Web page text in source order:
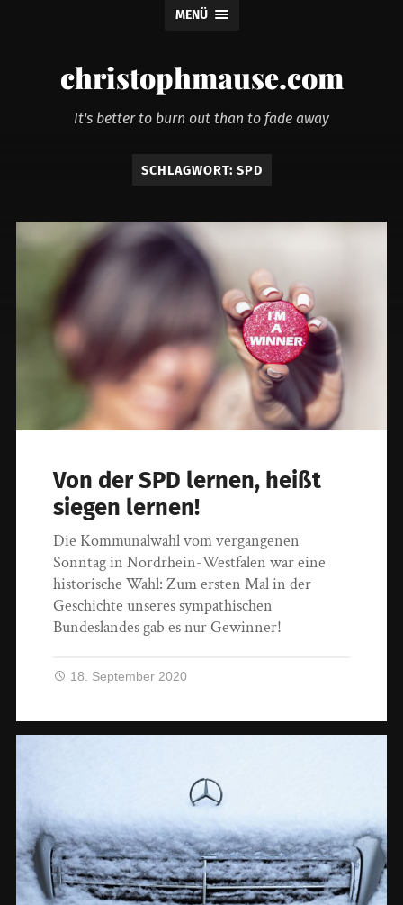
MENÜ
christophmause.com
It's better to burn out than to fade away
SCHLAGWORT: SPD
Von der SPD lernen, heißt
siegen lernen!
Die Kommunalwahl vom vergangenen
Sonntag in Nordrhein-Westfalen war eine
historische Wahl: Zum ersten Mal in der
Geschichte unseres sympathischen
Bundeslandes gab es nur Gewinner!
18. September 2020